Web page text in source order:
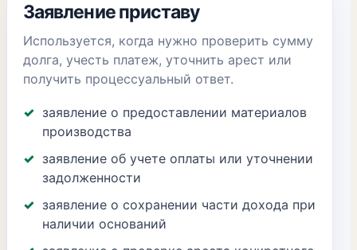
Заявление приставу
Используется, когда нужно проверить сумму
долга, учесть платеж, уточнить арест или
получить процессуальный ответ.
заявление о предоставлении материалов
производства
заявление об учете оплаты или уточнении
задолженности
заявление о сохранении части дохода при
наличии оснований